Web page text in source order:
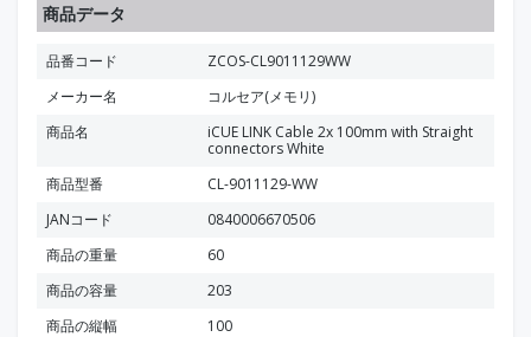
商品データ
品番コード
ZCOS-CL9011129WW
メーカー名
コルセア(メモリ)
商品名
iCUE LINK Cable 2x 100mm with Straight
connectors White
商品型番
CL-9011129-WW
JANコード
0840006670506
商品の重量
60
商品の容量
203
商品の縦幅
100